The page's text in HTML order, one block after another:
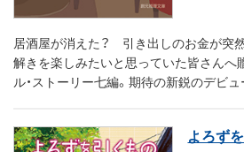
居酒屋が消えた？ 引き出しのお金が突
解きを楽しみたいと思っていた皆さんへ
ル・ストーリー七編。期待の新鋭のデビュ
よろず